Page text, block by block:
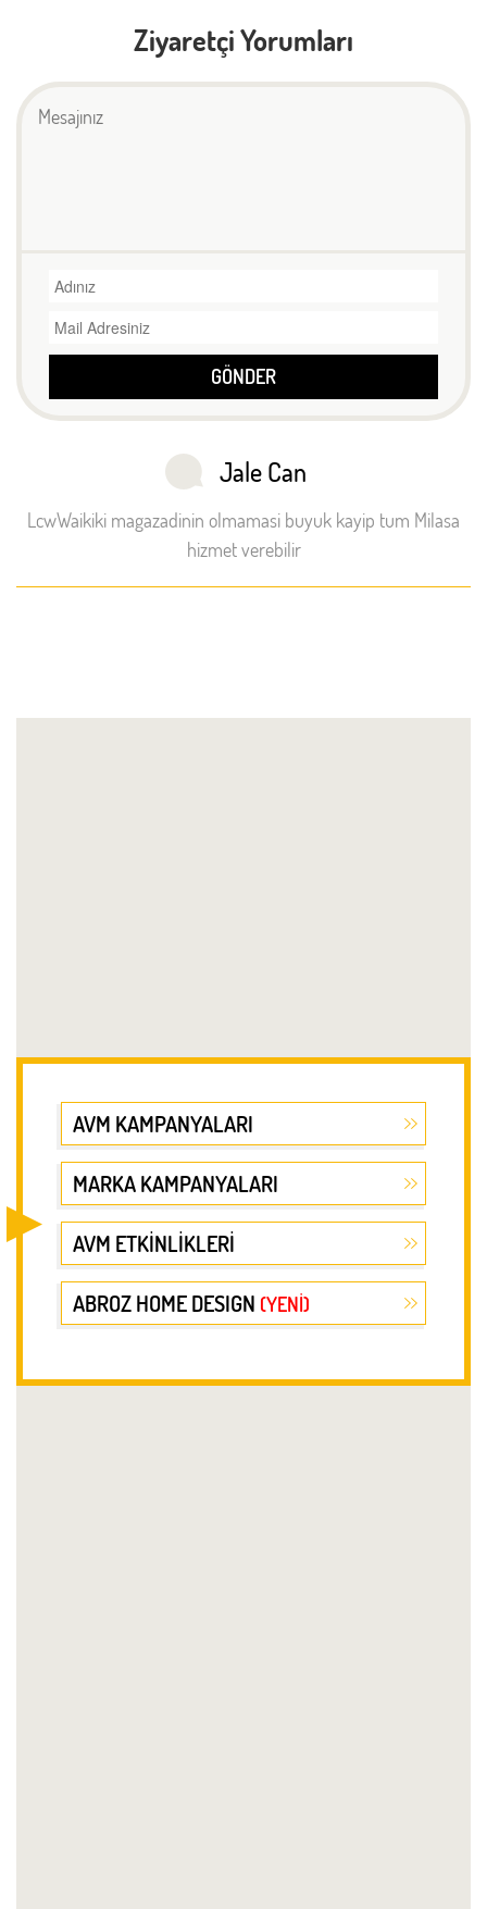
Ziyaretçi Yorumları
GÖNDER
Jale Can
LcwWaikiki magazadinin olmamasi buyuk kayip tum Milasa
hizmet verebilir
AVM KAMPANYALARI
MARKA KAMPANYALARI
AVM ETKİNLİKLERİ
ABROZ HOME DESIGN (YENİ)